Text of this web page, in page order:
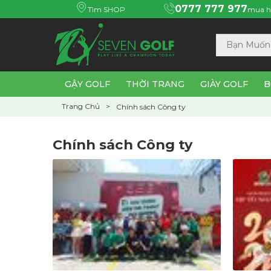
Tìm SHOP 0777 777 977mua
GẬY GOLF THỜI TRANG GIÀY GOLF
Trang Chủ Chính sách Công ty
Chính sách Công ty